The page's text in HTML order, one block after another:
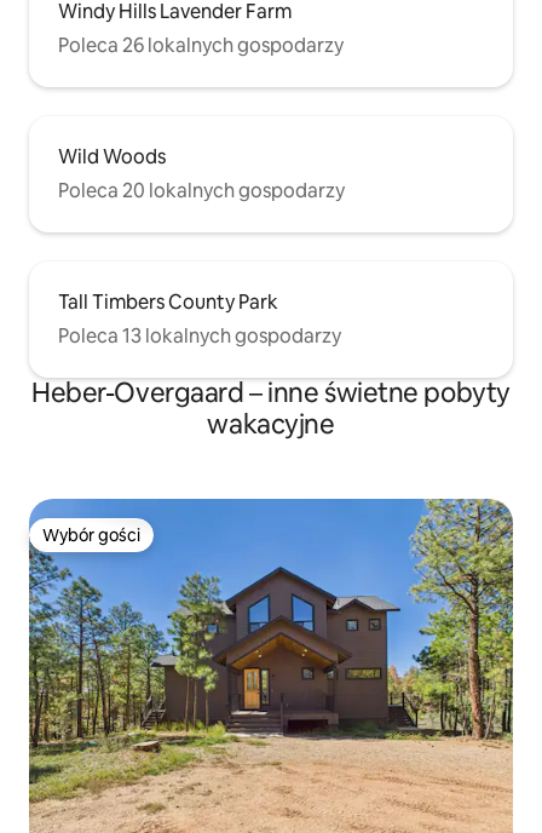
Windy Hills Lavender Farm
Poleca 26 lokalnych gospodarzy
Wild Woods
Poleca 20 lokalnych gospodarzy
Tall Timbers County Park
Poleca 13 lokalnych gospodarzy
Heber-Overgaard – inne świetne pobyty
wakacyjne
Wybór gości
Wybór gości